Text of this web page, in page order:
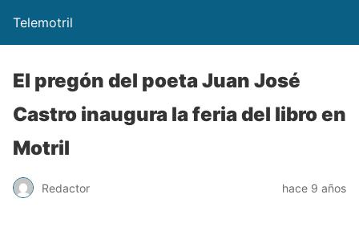
Telemotril
El pregón del poeta Juan José
Castro inaugura la feria del libro en
Motril
Redactor hace 9 años